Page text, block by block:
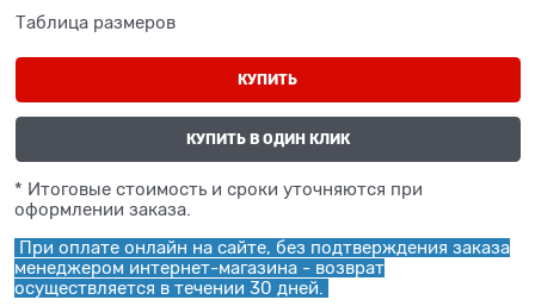
Таблица размеров
КУПИТЬ
КУПИТЬ В ОДИН КЛИК
* Итоговые стоимость и сроки уточняются при
оформлении заказа.
При оплате онлайн на сайте, без подтверждения заказа
менеджером интернет-магазина - возврат
осуществляется в течении 30 дней.